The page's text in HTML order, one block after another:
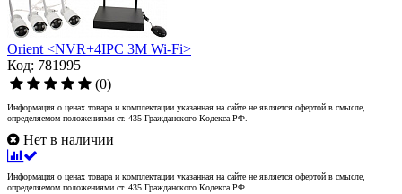
Orient <NVR+4IPC 3M Wi-Fi>
Код: 781995
(0)
Информация о ценах товара и комплектации указанная на сайте не является офертой в смысле,
определяемом положениями ст. 435 Гражданского Кодекса РФ.
Нет в наличии
Информация о ценах товара и комплектации указанная на сайте не является офертой в смысле,
определяемом положениями ст. 435 Гражданского Кодекса РФ.